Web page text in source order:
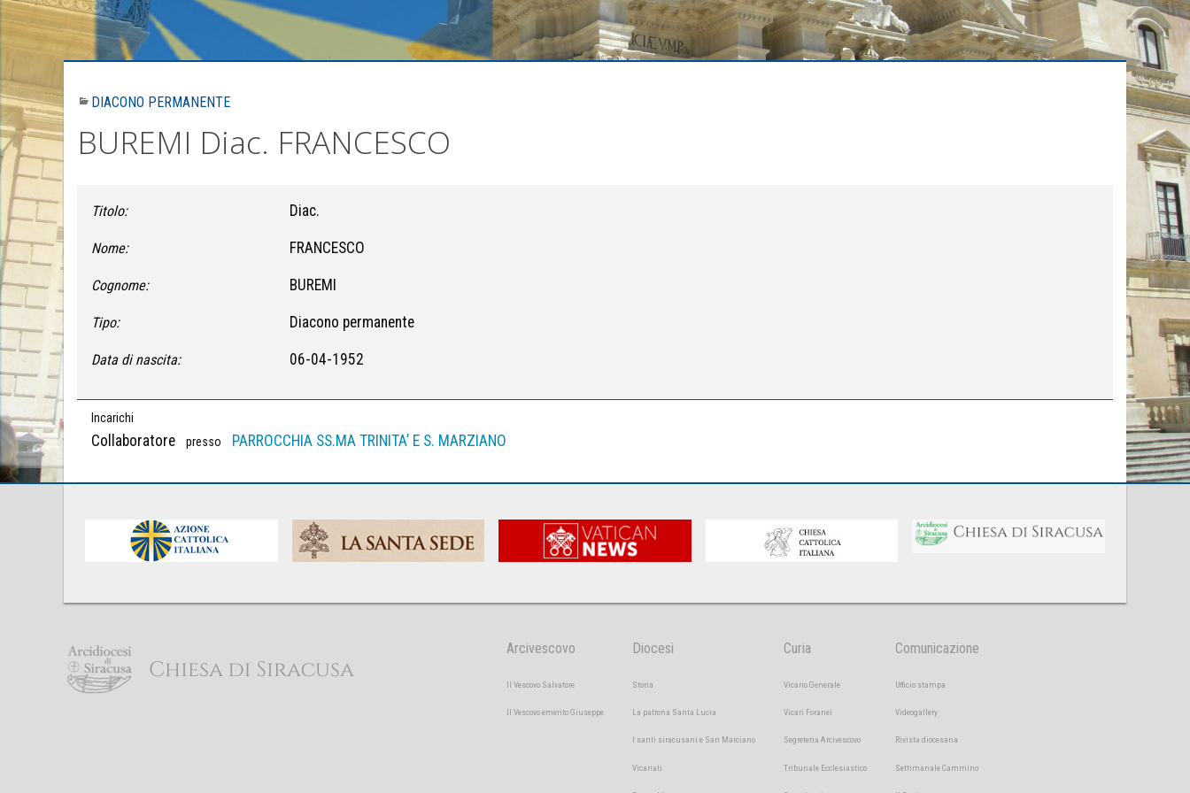
DIACONO PERMANENTE
BUREMI Diac. FRANCESCO
Titolo: Diac.
Nome: FRANCESCO
Cognome: BUREMI
Tipo: Diacono permanente
Data di nascita: 06-04-1952
Incarichi
Collaboratore presso PARROCCHIA SS.MA TRINITA’ E S. MARZIANO
Arcivescovo
Il Vescovo Salvatore
Il Vescovo emerito Giuseppe
Diocesi
Storia
La patrona Santa Lucia
I santi siracusani e San Marciano
Vicariati
Curia
Vicario Generale
Vicari Foranei
Segreteria Arcivescovo
Tribunale Ecclesiastico
Comunicazione
Ufficio stampa
Videogallery
Rivista diocesana
Settimanale Cammino